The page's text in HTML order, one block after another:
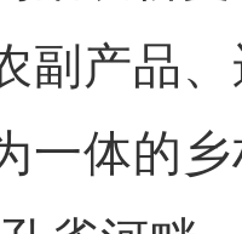
副产品
一体的